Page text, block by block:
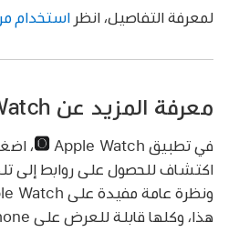
لمعرفة التفاصيل، انظر استخدام
معرفة المزيد عن Apple Watch
في تطبيق Apple Watch ،
هذا، وكلها قابلة للعرض على iPhone.